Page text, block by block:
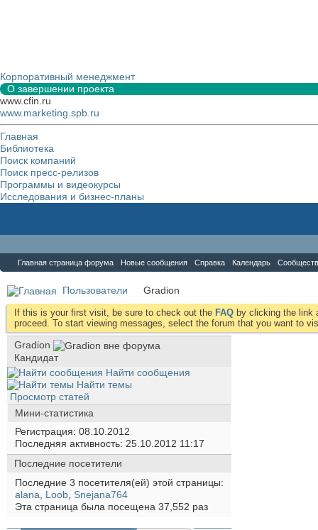
Корпоративный менеджмент
О завершении проекта
www.cfin.ru
www.marketing.spb.ru
Главная
Библиотека
Поиск компаний
Поиск пресс-релизов
Программы и видеокурсы
Исследования и бизнес-планы
Главная страница форума Новые сообщения Справка Календарь
Пользователи Gradion
If this is your first visit, be sure to check out the FAQ by clicking the link
proceed. To start viewing messages, select the forum that you want to
Gradion
Кандидат
Найти сообщения
Найти темы
Просмотр статей
Мини-статистика
Регистрация 08.10.2012
Последняя активность 25.10.2012 11:17
Последние посетители
Последние 3 посетителя(ей) этой страницы:
alana
Loob Snejana764
Эта страница была посещена 37,552 раз